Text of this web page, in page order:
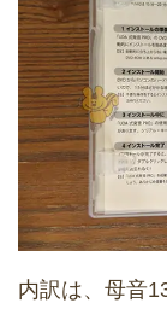
内訳は、母音